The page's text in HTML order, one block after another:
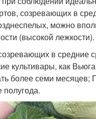
созревающих в
можно
(высокой лежкости).
в средние
культивары, как
более семи